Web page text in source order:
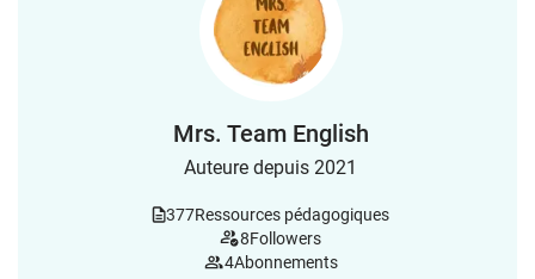
Mrs. Team English
Auteure depuis 2021
377Ressources pédagogiques
8Followers
4Abonnements